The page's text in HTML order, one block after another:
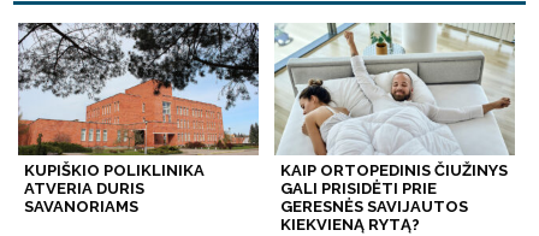
KUPIŠKIO POLIKLINIKA
ATVERIA DURIS
SAVANORIAMS
KAIP ORTOPEDINIS ČIUŽINYS
GALI PRISIDĖTI PRIE
GERESNĖS SAVIJAUTOS
KIEKVIENĄ RYTĄ?